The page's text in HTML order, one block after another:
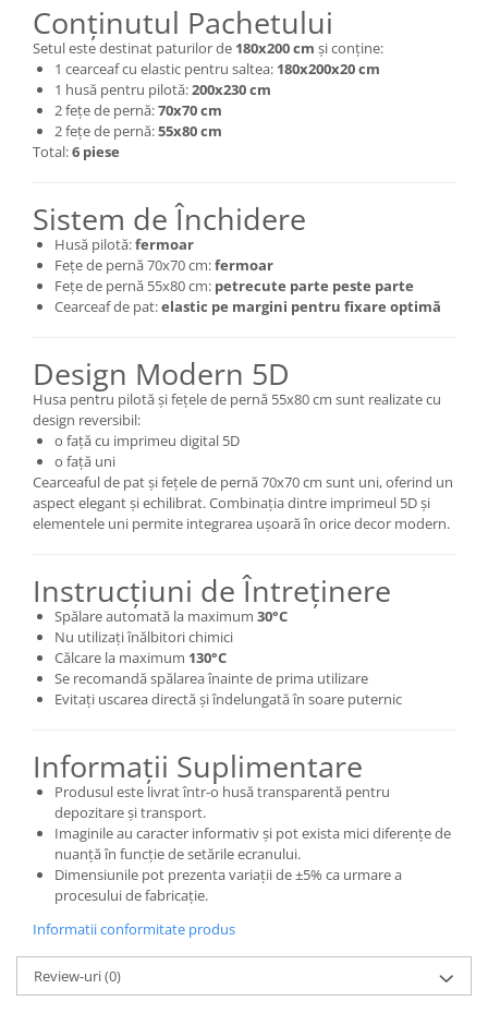
Conținutul Pachetului
Setul este destinat paturilor de 180x200 cm și conține:
1 cearceaf cu elastic pentru saltea: 180x200x20 cm
1 husă pentru pilotă:200x230 cm
2 fețe de pernă:70x70 cm
2 fețe de pernă:55x80 cm
Total:6 piese
Sistem de Închidere
Husă pilotă:fermoar
Fețe de pernă 70x70 cm:fermoar
Fețe de pernă 55x80 cm: petrecute parte peste parte
Cearceaf de pat:elastic pe margini pentru fixare optimă
Design Modern 5D
Husa pentru pilotă și fețele de pernă 55x80 cm sunt realizate cu
design reversibil:
o față cu imprimeu digital 5D
o față uni
Cearceaful de pat și fețele de pernă 70x70 cm sunt uni, oferind un
aspect elegant și echilibrat. Combinația dintre imprimeul 5D și
elementele uni permite integrarea ușoară în orice decor modern.
Instrucțiuni de Întreținere
Spălare automată la maximum 30°C
Nu utilizați înălbitori chimici
Călcare la maximum 130°C
Se recomandă spălarea înainte de prima utilizare
Evitați uscarea directă și îndelungată în soare puternic
Informații Suplimentare
Produsul este livrat într-o husă transparentă pentru
depozitare și transport.
Imaginile au caracter informativ și pot exista mici diferențe de
nuanță în funcție de setările ecranului.
Dimensiunile pot prezenta variații de ±5% ca urmare a
procesului de fabricație.
Informatii conformitate produs
Review-uri(0)